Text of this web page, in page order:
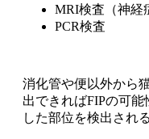
MRI検査（神経
PCR検査
消化管や便以外から
出できればFIPの可
した部位を検出され